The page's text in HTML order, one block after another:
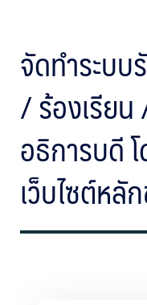
จัดทำระบบ
/ ร้องเรีย
อธิการบดี
เว็บไซต์หลั